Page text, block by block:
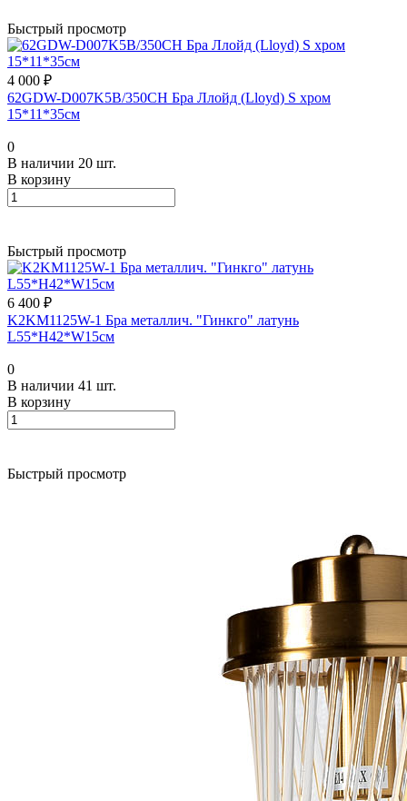
Быстрый просмотр
4 000 ₽
62GDW-D007K5B/350CH Бра Ллойд (Lloyd) S хром
15*11*35см
0
В наличии 20 шт.
В корзину
Быстрый просмотр
6 400 ₽
K2KM1125W-1 Бра металлич. "Гинкго" латунь
L55*H42*W15см
0
В наличии 41 шт.
В корзину
Быстрый просмотр